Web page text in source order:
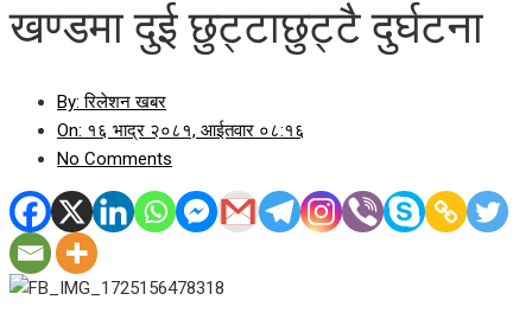
खण्डमा दुई छुट्टाछुट्टै दुर्घटना
By: रिलेशन खबर
On: १६ भाद्र २०८१, आईतवार ०८:१६
No Comments